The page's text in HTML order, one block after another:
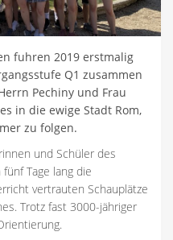
fuhren 2019 erstmalig
Q1 zusammen
Pechiny und Frau
in die ewige Stadt Rom,
zu folgen.
und Schüler des
Tage lang die
vertrauten Schauplätze
Trotz fast 3000-jähriger